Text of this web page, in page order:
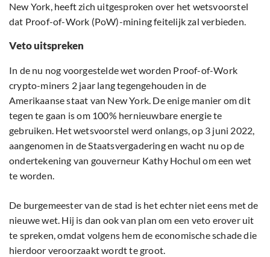
New York, heeft zich uitgesproken over het wetsvoorstel
dat Proof-of-Work (PoW)-mining feitelijk zal verbieden.
Veto uitspreken
In de nu nog voorgestelde wet worden Proof-of-Work
crypto-miners 2 jaar lang tegengehouden in de
Amerikaanse staat van New York. De enige manier om dit
tegen te gaan is om 100% hernieuwbare energie te
gebruiken. Het wetsvoorstel werd onlangs, op 3 juni 2022,
aangenomen in de Staatsvergadering en wacht nu op de
ondertekening van gouverneur Kathy Hochul om een wet
te worden.
De burgemeester van de stad is het echter niet eens met de
nieuwe wet. Hij is dan ook van plan om een veto erover uit
te spreken, omdat volgens hem de economische schade die
hierdoor veroorzaakt wordt te groot.